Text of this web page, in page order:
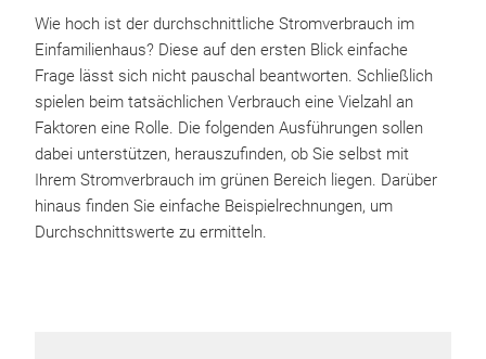
Wie hoch ist der durchschnittliche Stromverbrauch im
Einfamilienhaus? Diese auf den ersten Blick einfache
Frage lässt sich nicht pauschal beantworten. Schließlich
spielen beim tatsächlichen Verbrauch eine Vielzahl an
Faktoren eine Rolle. Die folgenden Ausführungen sollen
dabei unterstützen, herauszufinden, ob Sie selbst mit
Ihrem Stromverbrauch im grünen Bereich liegen. Darüber
hinaus finden Sie einfache Beispielrechnungen, um
Durchschnittswerte zu ermitteln.